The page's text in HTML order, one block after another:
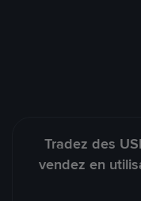
Tradez des
vendez en